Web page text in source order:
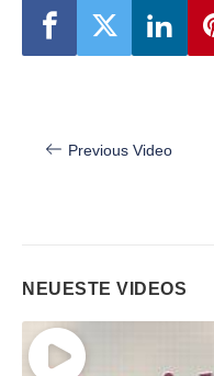
Beitragsnavigation
Previous Video
NEUESTE VIDEOS